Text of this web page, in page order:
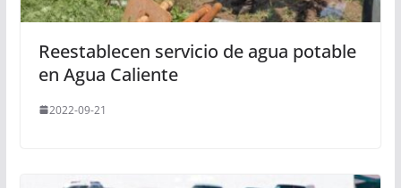
Reestablecen servicio de agua potable
en Agua Caliente
2022-09-21